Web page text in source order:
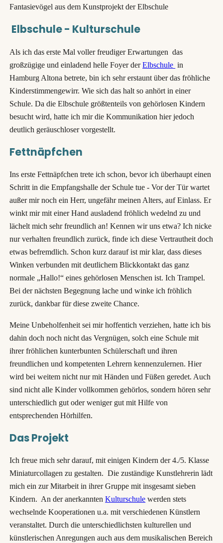
Fantasievögel aus dem Kunstprojekt der Elbschule
Elbschule - Kulturschule
Als ich das erste Mal voller freudiger Erwartungen das
großzügige und einladend helle Foyer derElbschule in
Hamburg Altona betrete, bin ich sehr erstaunt über das fröhliche
Kinderstimmengewirr. Wie sich das halt so anhört in einer
Schule. Da die Elbschule größtenteils von gehörlosen Kindern
besucht wird, hatte ich mir die Kommunikation hier jedoch
deutlich geräuschloser vorgestellt.
Fettnäpfchen
Ins erste Fettnäpfchen trete ich schon, bevor ich überhaupt einen
Schritt in die Empfangshalle der Schule tue - Vor der Tür wartet
außer mir noch ein Herr, ungefähr meinen Alters, auf Einlass. Er
winkt mir mit einer Hand ausladend fröhlich wedelnd zu und
lächelt mich sehr freundlich an! Kennen wir uns etwa? Ich nicke
nur verhalten freundlich zurück, finde ich diese Vertrautheit doch
etwas befremdlich. Schon kurz darauf ist mir klar, dass dieses
Winken verbunden mit deutlichem Blickkontakt das ganz
normale „Hallo!“ eines gehörlosen Menschen ist. Ich Trampel.
Bei der nächsten Begegnung lache und winke ich fröhlich
zurück, dankbar für diese zweite Chance.
Meine Unbeholfenheit sei mir hoffentich verziehen, hatte ich bis
dahin doch noch nicht das Vergnügen, solch eine Schule mit
ihrer fröhlichen kunterbunten Schülerschaft und ihren
freundlichen und kompetenten Lehrern kennenzulernen. Hier
wird bei weitem nicht nur mit Händen und Füßen geredet. Auch
sind nicht alle Kinder vollkommen gehörlos, sondern hören sehr
unterschiedlich gut oder weniger gut mit Hilfe von
entsprechenden Hörhilfen.
Das Projekt
Ich freue mich sehr darauf, mit einigen Kindern der 4./5. Klasse
Miniaturcollagen zu gestalten. Die zuständige Kunstlehrerin lädt
mich ein zur Mitarbeit in ihrer Gruppe mit insgesamt sieben
Kindern. An der anerkanntenKulturschule werden stets
wechselnde Kooperationen u.a. mit verschiedenen Künstlern
veranstaltet. Durch die unterschiedlichsten kulturellen und
künstlerischen Anregungen auch aus dem musikalischen Bereich